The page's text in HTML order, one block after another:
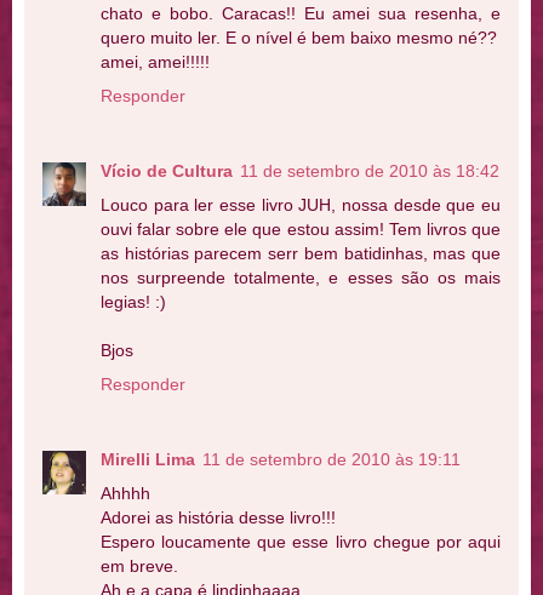
chato e bobo. Caracas!! Eu amei sua resenha, e
quero muito ler. E o nível é bem baixo mesmo né??
amei, amei!!!!!
Responder
Vício de Cultura 11 de setembro de 2010 às 18:42
Louco para ler esse livro JUH, nossa desde que eu
ouvi falar sobre ele que estou assim! Tem livros que
as histórias parecem serr bem batidinhas, mas que
nos surpreende totalmente, e esses são os mais
legias! :)
Bjos
Responder
Mirelli Lima 11 de setembro de 2010 às 19:11
Ahhhh
Adorei as história desse livro!!!
Espero loucamente que esse livro chegue por aqui
em breve.
Ah e a capa é lindinhaaaa